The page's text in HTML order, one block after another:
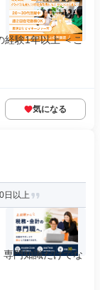
経験1年以上 ＜こ
気になる
日以上
門知識だけでな